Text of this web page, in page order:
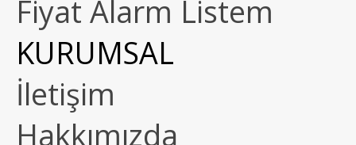
Fiyat Alarm Listem
KURUMSAL
İletişim
Hakkımızda